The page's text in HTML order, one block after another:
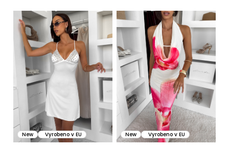
n
u
k
t
V
ý
r
o
d
New Vyrobeno v EU New Vyrobeno v EU